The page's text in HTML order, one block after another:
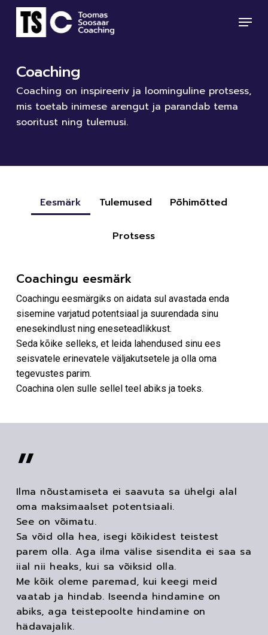
Skip
main
Menu
Coaching
Coaching on inspireeriv ja loominguline protsess,
mis toetab inimese arengut ja parandab tema
sooritust ning tulemusi.
Eesmärk Tulemused Põhimõtted
Protsess
Coachingu eesmärk
Coachingu eesmärgiks on aidata sul avastada enda
sisemine varjatud potentsiaal ja suurendada sinu
enesekindlust ning eneseteadlikkust.
Seda kõike selleks, et leida lahendused sinu ees
seisvatele erinevatele väljakutsetele ja olla oma
tegevustes parim.
Coachina olen sulle sellel teel abiks ja toeks.
”
Ilma nõustamiseta ei saavuta sa ühelgi alal
oma maksimaalset potentsiaali.
See on võimatu.
Sa võid olla hea, isegi kõikidest teistest
parem olla. Aga ilma välise sisendita ei saa sa
iial nii heaks, kui sa võiksid olla.
Me kõik oleme paremad, kui keegi meid
vaatab ja hindab. Iseenda hindamine on
abiks, aga teistepoolte hindamine on
hädavajalik.